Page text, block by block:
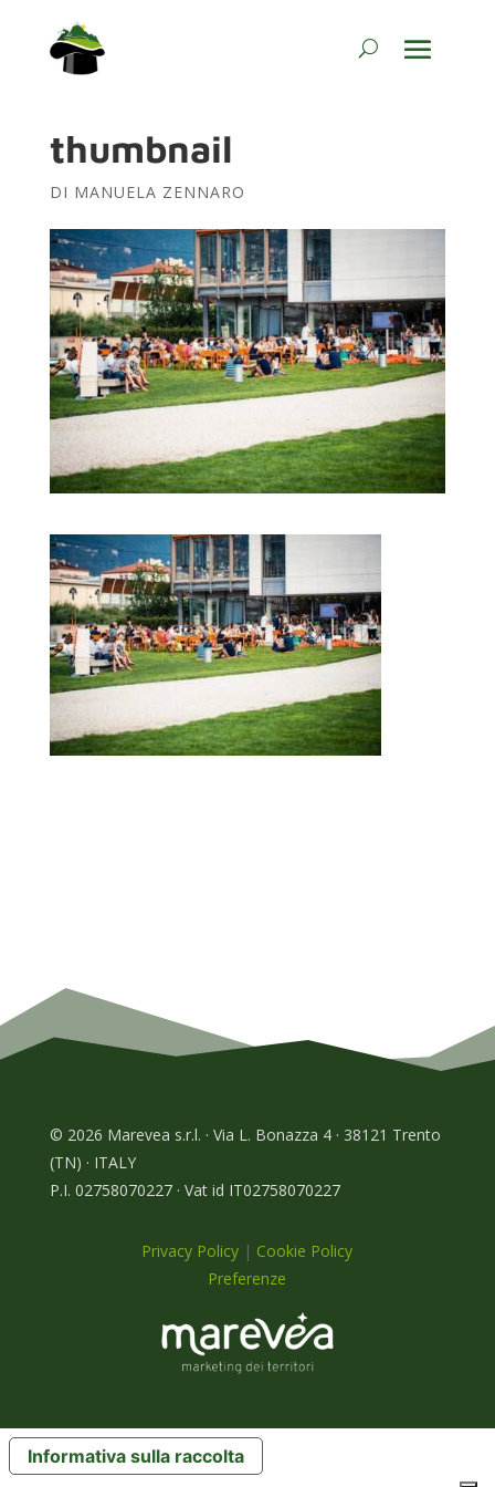
thumbnail
DI MANUELA ZENNARO
© 2026 Marevea s.r.l. · Via L. Bonazza 4 · 38121 Trento
(TN) · ITALY
P.I. 02758070227 · Vat id IT02758070227
Privacy Policy | Cookie Policy
Preferenze
Informativa sulla raccolta